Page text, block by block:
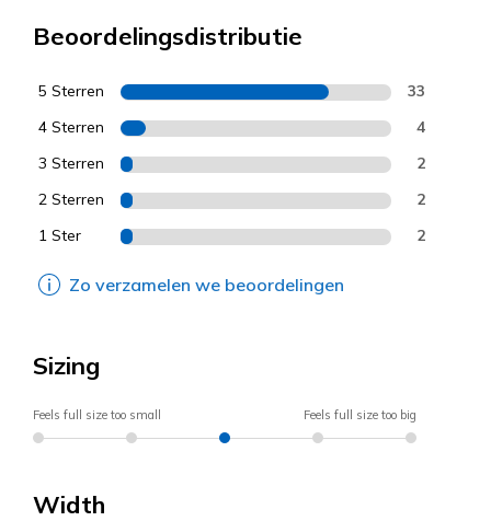
Beoordelingsdistributie
5 Sterren 33
4 Sterren 4
3 Sterren 2
2 Sterren 2
1 Ster 2
Zo verzamelen we beoordelingen
Sizing
Feels full size too small Feels full size too big
Width